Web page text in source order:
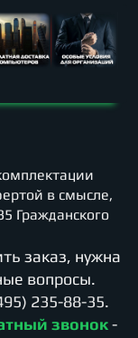
в смысле,
Гражданского
заказ, нужна
вопросы.
235-88-35.
звонок -